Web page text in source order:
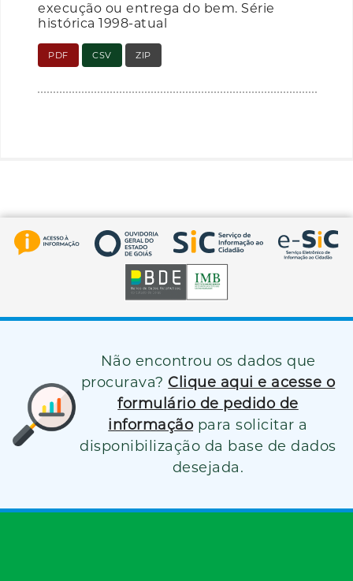
execução ou entrega do bem. Série
histórica 1998-atual
PDF CSV ZIP
Não encontrou os dados que
procurava? Clique aqui e acesse o
formulário de pedido de
informação para solicitar a
disponibilização da base de dados
desejada.